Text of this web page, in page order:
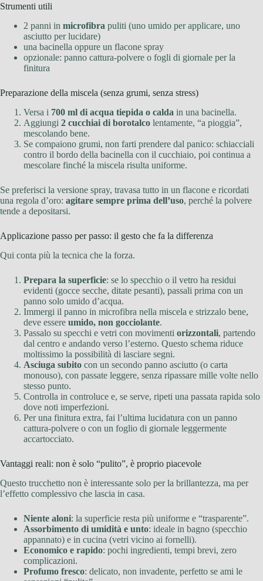
Strumenti utili
2 panni in microfibra puliti (uno umido per applicare, uno
asciutto per lucidare)
una bacinella oppure un flacone spray
opzionale: panno cattura-polvere o fogli di giornale per la
finitura
Preparazione della miscela (senza grumi, senza stress)
Versa i 700 ml di acqua tiepida o calda in una bacinella.
Aggiungi 2 cucchiai di borotalco lentamente, “a pioggia”,
mescolando bene.
Se compaiono grumi, non farti prendere dal panico: schiacciali
contro il bordo della bacinella con il cucchiaio, poi continua a
mescolare finché la miscela risulta uniforme.
Se preferisci la versione spray, travasa tutto in un flacone e ricordati
una regola d’oro: agitare sempre prima dell’uso, perché la polvere
tende a depositarsi.
Applicazione passo per passo: il gesto che fa la differenza
Qui conta più la tecnica che la forza.
Prepara la superficie: se lo specchio o il vetro ha residui
evidenti (gocce secche, ditate pesanti), passali prima con un
panno solo umido d’acqua.
Immergi il panno in microfibra nella miscela e strizzalo bene,
deve essere umido, non gocciolante.
Passalo su specchi e vetri con movimenti orizzontali, partendo
dal centro e andando verso l’esterno. Questo schema riduce
moltissimo la possibilità di lasciare segni.
Asciuga subito con un secondo panno asciutto (o carta
monouso), con passate leggere, senza ripassare mille volte nello
stesso punto.
Controlla in controluce e, se serve, ripeti una passata rapida solo
dove noti imperfezioni.
Per una finitura extra, fai l’ultima lucidatura con un panno
cattura-polvere o con un foglio di giornale leggermente
accartocciato.
Vantaggi reali: non è solo “pulito”, è proprio piacevole
Questo trucchetto non è interessante solo per la brillantezza, ma per
l’effetto complessivo che lascia in casa.
Niente aloni: la superficie resta più uniforme e “trasparente”.
Assorbimento di umidità e unto: ideale in bagno (specchio
appannato) e in cucina (vetri vicino ai fornelli).
Economico e rapido: pochi ingredienti, tempi brevi, zero
complicazioni.
Profumo fresco: delicato, non invadente, perfetto se ami le